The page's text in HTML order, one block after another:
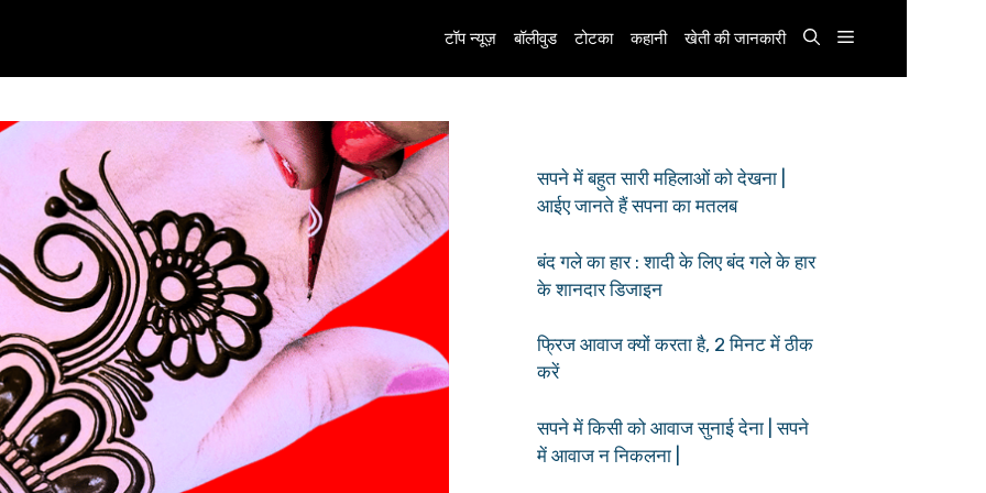
टॉप न्यूज़ बॉलीवुड टोटका कहानी खेती की जानकारी
सपने में बहुत सारी महिलाओं को देखना |
आईए जानते हैं सपना का मतलब
बंद गले का हार : शादी के लिए बंद गले के हार
के शानदार डिजाइन
फ्रिज आवाज क्यों करता है, 2 मिनट में ठीक
करें
सपने में किसी को आवाज सुनाई देना | सपने
में आवाज न निकलना |